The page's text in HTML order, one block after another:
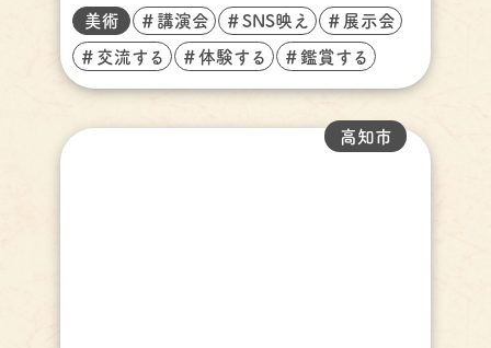
美術
＃講演会 ＃SNS映え ＃展示会
＃交流する ＃体験する ＃鑑賞する
高知市